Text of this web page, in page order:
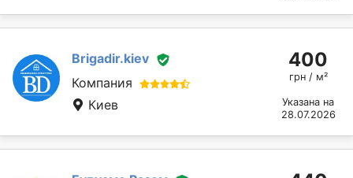
Brigadir.kiev
Компания
Киев
400
грн / м²
Указана на
28.07.2026